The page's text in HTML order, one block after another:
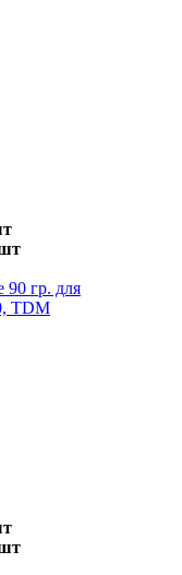
90 гр. для
TDM